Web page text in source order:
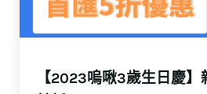
【2023嗚啾3歲生日慶】